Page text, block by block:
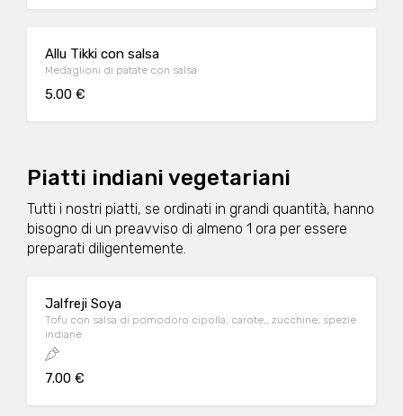
Allu Tikki con salsa
Medaglioni di patate con salsa
5.00 €
Piatti indiani vegetariani
Tutti i nostri piatti, se ordinati in grandi quantità, hanno
bisogno di un preavviso di almeno 1 ora per essere
preparati diligentemente.
Jalfreji Soya
Tofu con salsa di pomodoro cipolla, carote,, zucchine, spezie
indiane
7.00 €